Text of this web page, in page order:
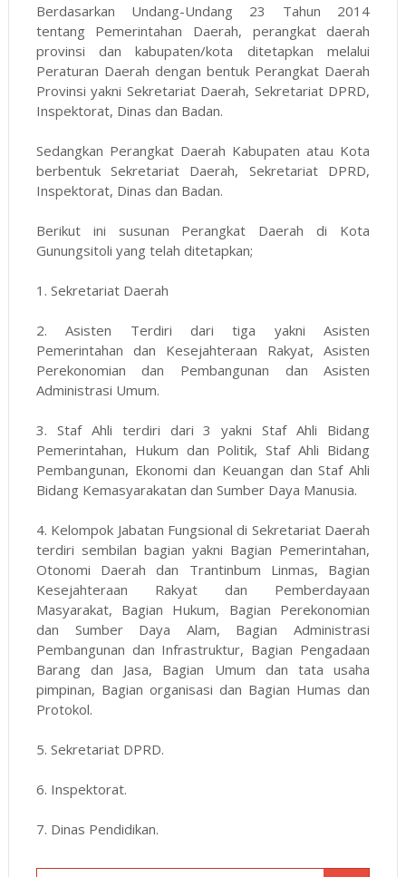
Berdasarkan Undang-Undang 23 Tahun 2014
tentang Pemerintahan Daerah, perangkat daerah
provinsi dan kabupaten/kota ditetapkan melalui
Peraturan Daerah dengan bentuk Perangkat Daerah
Provinsi yakni Sekretariat Daerah, Sekretariat DPRD,
Inspektorat, Dinas dan Badan.
Sedangkan Perangkat Daerah Kabupaten atau Kota
berbentuk Sekretariat Daerah, Sekretariat DPRD,
Inspektorat, Dinas dan Badan.
Berikut ini susunan Perangkat Daerah di Kota
Gunungsitoli yang telah ditetapkan;
1. Sekretariat Daerah
2. Asisten Terdiri dari tiga yakni Asisten
Pemerintahan dan Kesejahteraan Rakyat, Asisten
Perekonomian dan Pembangunan dan Asisten
Administrasi Umum.
3. Staf Ahli terdiri dari 3 yakni Staf Ahli Bidang
Pemerintahan, Hukum dan Politik, Staf Ahli Bidang
Pembangunan, Ekonomi dan Keuangan dan Staf Ahli
Bidang Kemasyarakatan dan Sumber Daya Manusia.
4. Kelompok Jabatan Fungsional di Sekretariat Daerah
terdiri sembilan bagian yakni Bagian Pemerintahan,
Otonomi Daerah dan Trantinbum Linmas, Bagian
Kesejahteraan Rakyat dan Pemberdayaan
Masyarakat, Bagian Hukum, Bagian Perekonomian
dan Sumber Daya Alam, Bagian Administrasi
Pembangunan dan Infrastruktur, Bagian Pengadaan
Barang dan Jasa, Bagian Umum dan tata usaha
pimpinan, Bagian organisasi dan Bagian Humas dan
Protokol.
5. Sekretariat DPRD.
6. Inspektorat.
7. Dinas Pendidikan.